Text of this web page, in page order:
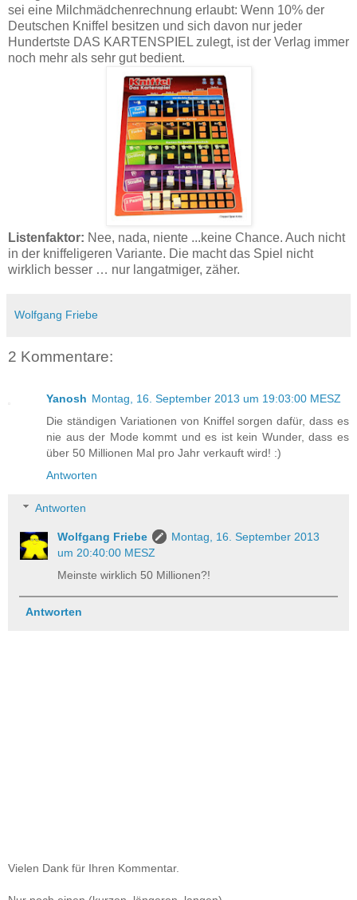
sei eine Milchmädchenrechnung erlaubt: Wenn 10% der
Deutschen Kniffel besitzen und sich davon nur jeder
Hundertste DAS KARTENSPIEL zulegt, ist der Verlag immer
noch mehr als sehr gut bedient.
Listenfaktor: Nee, nada, niente ...keine Chance. Auch nicht
in der kniffeligeren Variante. Die macht das Spiel nicht
wirklich besser … nur langatmiger, zäher.
Wolfgang Friebe
2 Kommentare:
Yanosh Montag, 16. September 2013 um 19:03:00 MESZ
Die ständigen Variationen von Kniffel sorgen dafür, dass es
nie aus der Mode kommt und es ist kein Wunder, dass es
über 50 Millionen Mal pro Jahr verkauft wird! :)
Antworten
Antworten
Wolfgang Friebe
Montag, 16. September 2013
um 20:40:00 MESZ
Meinste wirklich 50 Millionen?!
Antworten
Vielen Dank für Ihren Kommentar.